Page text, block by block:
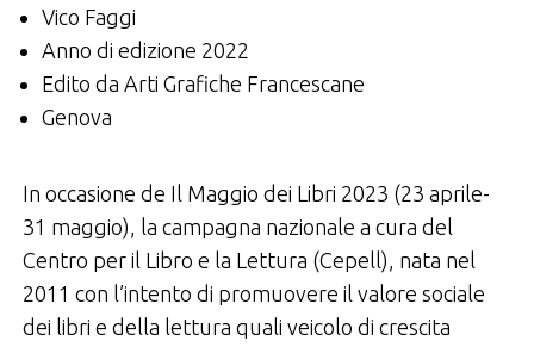
Vico Faggi
Anno di edizione 2022
Edito da Arti Grafiche Francescane
Genova
In occasione de Il Maggio dei Libri 2023 (23 aprile-
31 maggio), la campagna nazionale a cura del
Centro per il Libro e la Lettura (Cepell), nata nel
2011 con l’intento di promuovere il valore sociale
dei libri e della lettura quali veicolo di crescita